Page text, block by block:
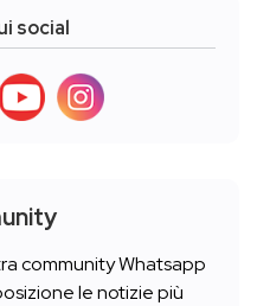
social
community Whatsapp
le notizie più